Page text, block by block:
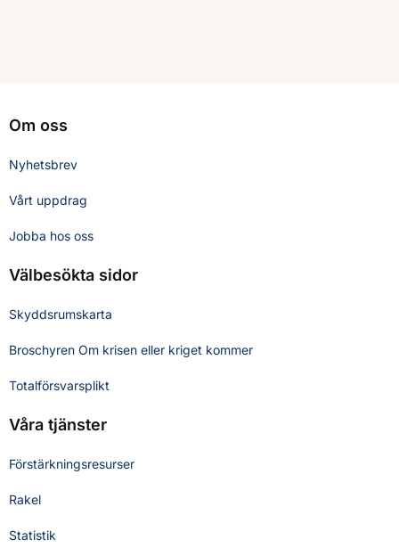
Om oss
Nyhetsbrev
Vårt uppdrag
Jobba hos oss
Välbesökta sidor
Skyddsrumskarta
Broschyren Om krisen eller kriget kommer
Totalförsvarsplikt
Våra tjänster
Förstärkningsresurser
Rakel
Statistik